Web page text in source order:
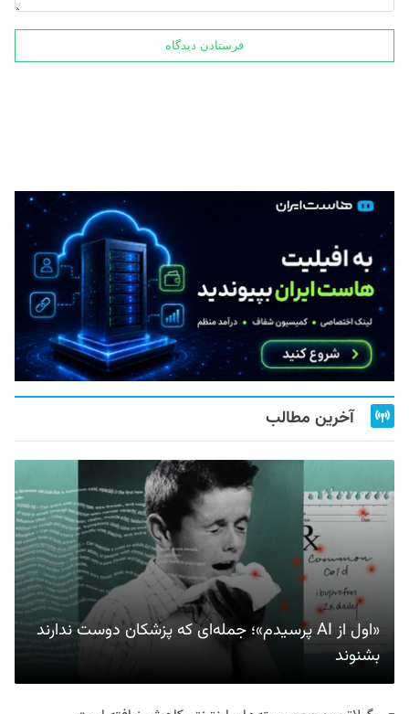
آخرین مطالب
«اول از AI پرسیدم»؛ جمله‌ای که پزشکان دوست ندارند
بشنوند